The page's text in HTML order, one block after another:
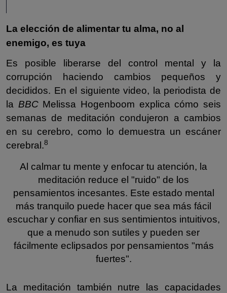
La elección de alimentar tu alma, no al
enemigo, es tuya
Es posible liberarse del control mental y la
corrupción haciendo cambios pequeños y
decididos. En el siguiente video, la periodista de
la BBCMelissa Hogenboom explica cómo seis
semanas de meditación condujeron a cambios
en su cerebro, como lo demuestra un escáner
cerebral.8
Al calmar tu mente y enfocar tu atención, la
meditación reduce el "ruido" de los
pensamientos incesantes. Este estado mental
más tranquilo puede hacer que sea más fácil
escuchar y confiar en sus sentimientos intuitivos,
que a menudo son sutiles y pueden ser
fácilmente eclipsados por pensamientos "más
fuertes".
La meditación también nutre las capacidades